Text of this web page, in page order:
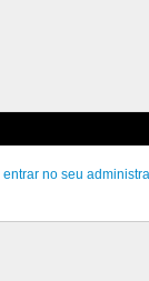
entrar no seu